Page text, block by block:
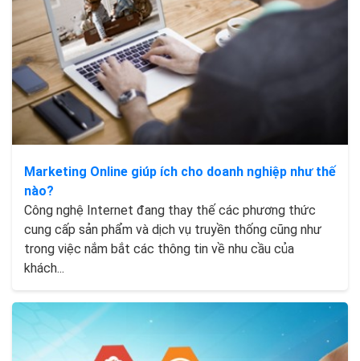
Marketing Online giúp ích cho doanh nghiệp như thế
nào?
Công nghệ Internet đang thay thế các phương thức
cung cấp sản phẩm và dịch vụ truyền thống cũng như
trong việc nắm bắt các thông tin về nhu cầu của
khách...